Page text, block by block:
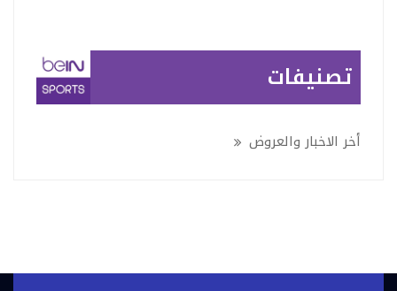
تصنيفات
أخر الاخبار والعروض